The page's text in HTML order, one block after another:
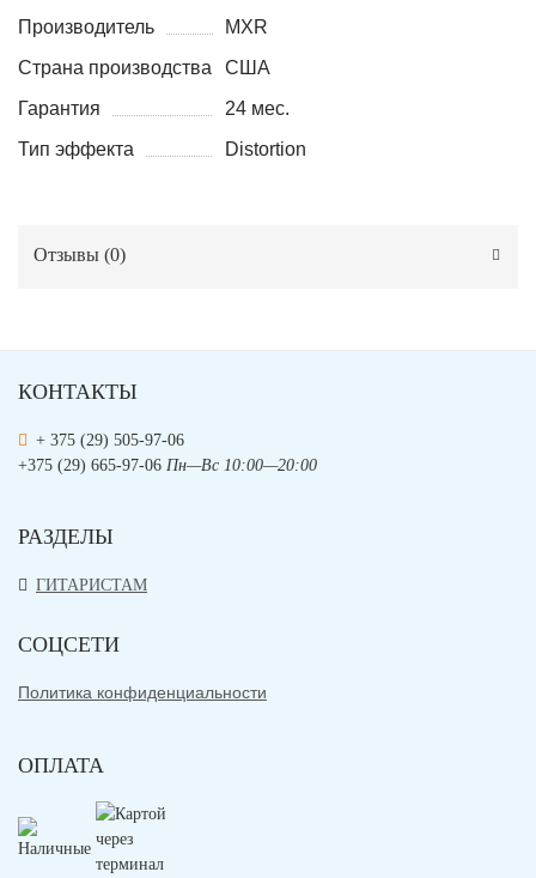
Производитель
MXR
Страна производства
США
Гарантия
24 мес.
Тип эффекта
Distortion
Отзывы (0)
КОНТАКТЫ
+ 375 (29) 505-97-06
+375 (29) 665-97-06 Пн—Вс 10:00—20:00
РАЗДЕЛЫ
ГИТАРИСТАМ
СОЦСЕТИ
Политика конфиденциальности
ОПЛАТА